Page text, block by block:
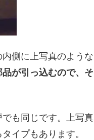
側に上写真のような
が引っ込むので、そ
も同じです。上写真
イプもあります。